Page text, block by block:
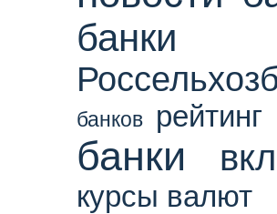
банки
банков
банки
курсы валют